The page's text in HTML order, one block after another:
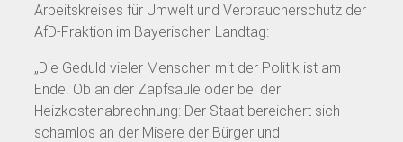
Arbeitskreises für Umwelt und Verbraucherschutz der
AfD-Fraktion im Bayerischen Landtag:
„Die Geduld vieler Menschen mit der Politik ist am
Ende. Ob an der Zapfsäule oder bei der
Heizkostenabrechnung: Der Staat bereichert sich
schamlos an der Misere der Bürger und